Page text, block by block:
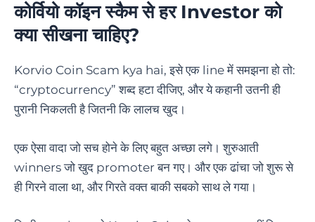
कोर्वियो कॉइन स्कैम से हर Investor को
क्या सीखना चाहिए?
Korvio Coin Scam kya hai, इसे एक line में समझना हो तो:
“cryptocurrency” शब्द हटा दीजिए, और ये कहानी उतनी ही
पुरानी निकलती है जितनी कि लालच खुद।
एक ऐसा वादा जो सच होने के लिए बहुत अच्छा लगे। शुरुआती
winners जो खुद promoter बन गए। और एक ढांचा जो शुरू से
ही गिरने वाला था, और गिरते वक्त बाकी सबको साथ ले गया।